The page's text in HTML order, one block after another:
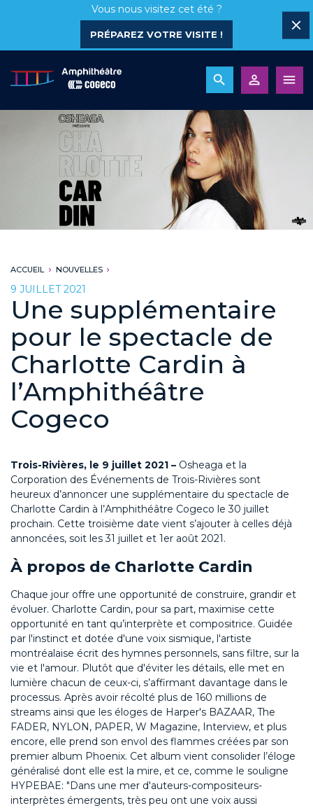
Vous nous visitez cet été ?
PRÉPAREZ VOTRE VISITE !
ACCUEIL NOUVELLES
9 JUILLET 2021
Une supplémentaire
pour le spectacle de
Charlotte Cardin à
l’Amphithéâtre
Cogeco
Trois-Rivières, le 9 juillet 2021 – Osheaga et la
Corporation des Événements de Trois-Rivières sont
heureux d’annoncer une supplémentaire du spectacle de
Charlotte Cardin à l’Amphithéâtre Cogeco le 30 juillet
prochain. Cette troisième date vient s’ajouter à celles déjà
annoncées, soit les 31 juillet et 1er août 2021.
À propos de Charlotte Cardin
Chaque jour offre une opportunité de construire, grandir et
évoluer. Charlotte Cardin, pour sa part, maximise cette
opportunité en tant qu’interprète et compositrice. Guidée
par l'instinct et dotée d'une voix sismique, l'artiste
montréalaise écrit des hymnes personnels, sans filtre, sur la
vie et l'amour. Plutôt que d'éviter les détails, elle met en
lumière chacun de ceux-ci, s’affirmant davantage dans le
processus. Après avoir récolté plus de 160 millions de
streams ainsi que les éloges de Harper's BAZAAR, The
FADER, NYLON, PAPER, W Magazine, Interview, et plus
encore, elle prend son envol des flammes créées par son
premier album Phoenix. Cet album vient consolider l’éloge
généralisé dont elle est la mire, et ce, comme le souligne
HYPEBAE: "Dans une mer d'auteurs-compositeurs-
interprètes émergents, très peu ont une voix aussi